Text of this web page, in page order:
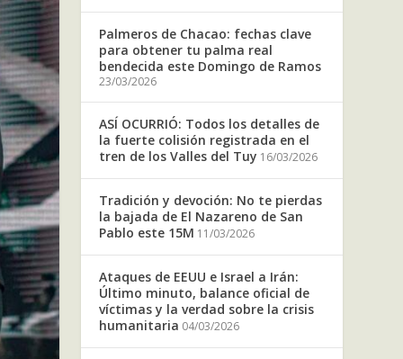
Palmeros de Chacao: fechas clave
para obtener tu palma real
bendecida este Domingo de Ramos
23/03/2026
ASÍ OCURRIÓ: Todos los detalles de
la fuerte colisión registrada en el
tren de los Valles del Tuy 16/03/2026
Tradición y devoción: No te pierdas
la bajada de El Nazareno de San
Pablo este 15M 11/03/2026
Ataques de EEUU e Israel a Irán:
Último minuto, balance oficial de
víctimas y la verdad sobre la crisis
humanitaria 04/03/2026